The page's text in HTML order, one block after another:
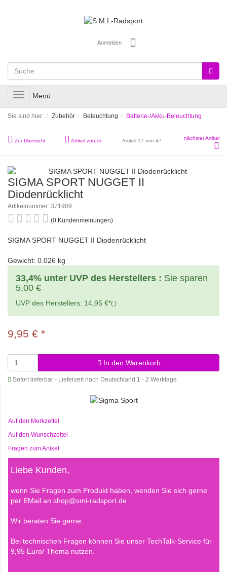
Anmelden
Toggle
navigation
Menü
Sie sind hier: Zubehör Beleuchtung Batterie-/Akku-Beleuchtung
Zur Übersicht Artikel zurück Artikel 17 von 47 nächster Artikel
SIGMA SPORT NUGGET II
Diodenrücklicht
Artikelnummer: 371909
(0 Kundenmeinungen)
SIGMA SPORT NUGGET II Diodenrücklicht
Gewicht: 0.026 kg
33,4% unter UVP des Herstellers : Sie sparen
5,00 €
UVP des Herstellers: 14,95 €*(.)
9,95 € *
In den Warenkorb
Sofort lieferbar - Lieferzeit nach Deutschland 1 - 2 Werktage
Auf den Merkzettel
Auf den Wunschzettel
Fragen zum Artikel
Liebe Kunden,
wenn Sie Fragen zum Produkt haben, wenden Sie sich gerne
per EMail an shop@smi-radsport.de
Wir beraten Sie gerne.
Bei technischen Fragen können Sie unser TechTalk-Service für
9,95 Euro/ Thema nutzen.